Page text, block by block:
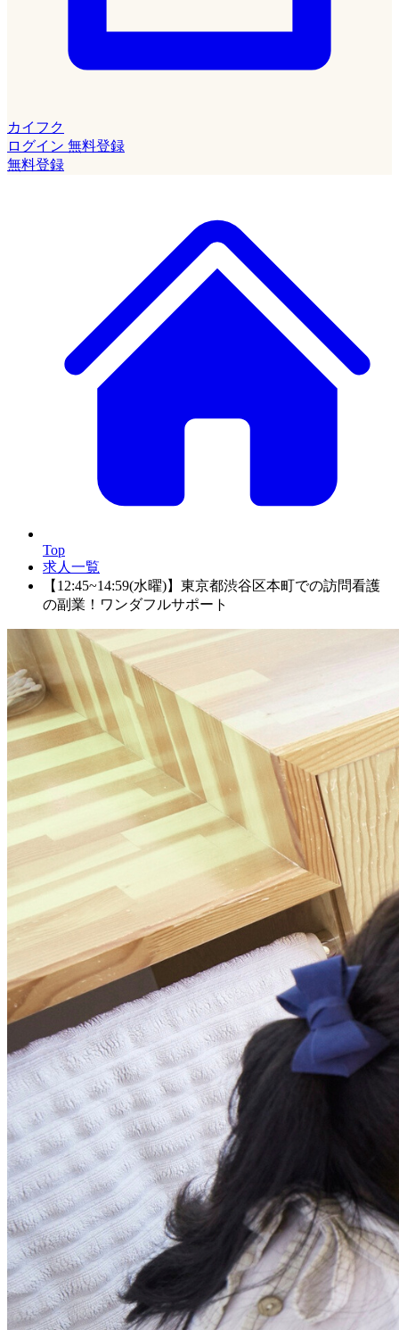
カイフク
ログイン 無料登録
無料登録
Top
求人一覧
【12:45~14:59(水曜)】東京都渋谷区本町での訪問看護
の副業！ワンダフルサポート